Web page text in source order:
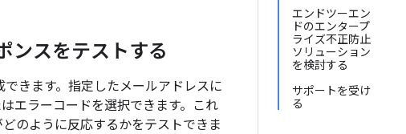
エンドツーエン
ドのエンタープ
ライズ不正防止
ソリューション
を検討する
サポートを受け
る
ンスをテストする
きます。指定したメールアドレスに
エラーコードを選択できます。これ
のように反応するかをテストできま